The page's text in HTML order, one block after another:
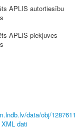
APLIS autortiesību
APLIS piekļuves
data/obj/1287611
XML dati